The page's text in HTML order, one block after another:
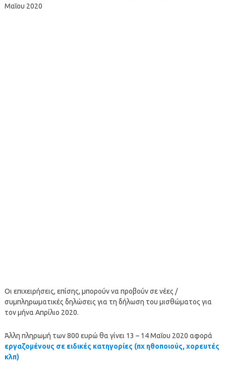
Μαΐου 2020
Οι επιχειρήσεις, επίσης, μπορούν να προβούν σε νέες /
συμπληρωματικές δηλώσεις για τη δήλωση του μισθώματος για
τον μήνα Απρίλιο 2020.
Άλλη πληρωμή των 800 ευρώ θα γίνει 13 – 14 Μαΐου 2020 αφορά
εργαζομένους σε ειδικές κατηγορίες (πχ ηθοποιούς, χορευτές
κλπ)